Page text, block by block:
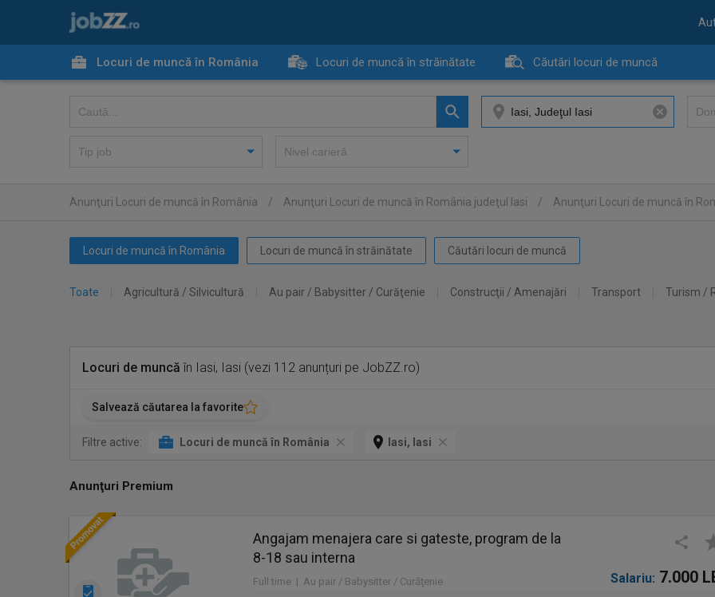
Locuri de muncă în România Locuri de muncă în străinătate Căutări locuri de muncă
Anunţuri Locuri de muncă în România / Anunţuri Locuri de muncă în România judeţul Iasi / Anunţuri Locuri de muncă în
Locuri de muncă în România Locuri de muncă în străinătate Căutări locuri de muncă
Toate Agricultură / Silvicultură Au pair / Babysitter / Curăţenie Construcţii / Amenajări Transport Turism /
Locuri de muncă în Iasi, Iasi (vezi 112 anunțuri pe JobZZ.ro)
Salvează căutarea la favorite
Filtre active: Locuri de muncă în România Iasi, Iasi
Anunţuri Premium
Angajam menajera care si gateste, program de la
8-18 sau interna
Full time | Au pair / Babysitter / Curăţenie Salariu: 7.000